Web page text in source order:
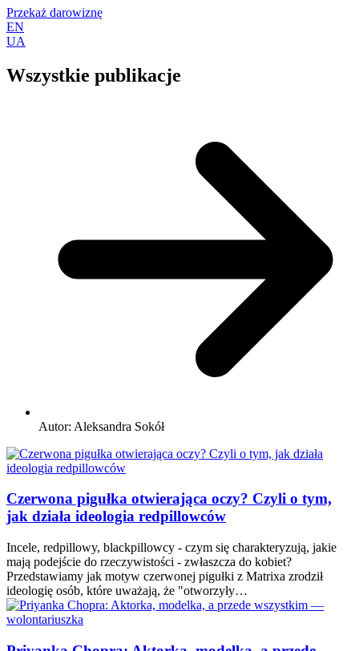
Przekaż darowiznę
EN
UA
Wszystkie publikacje
Autor: Aleksandra Sokół
Czerwona pigułka otwierająca oczy? Czyli o tym,
jak działa ideologia redpillowców
Incele, redpillowy, blackpillowcy - czym się charakteryzują, jakie
mają podejście do rzeczywistości - zwłaszcza do kobiet?
Przedstawiamy jak motyw czerwonej pigułki z Matrixa zrodził
ideologię osób, które uważają, że "otworzyły…